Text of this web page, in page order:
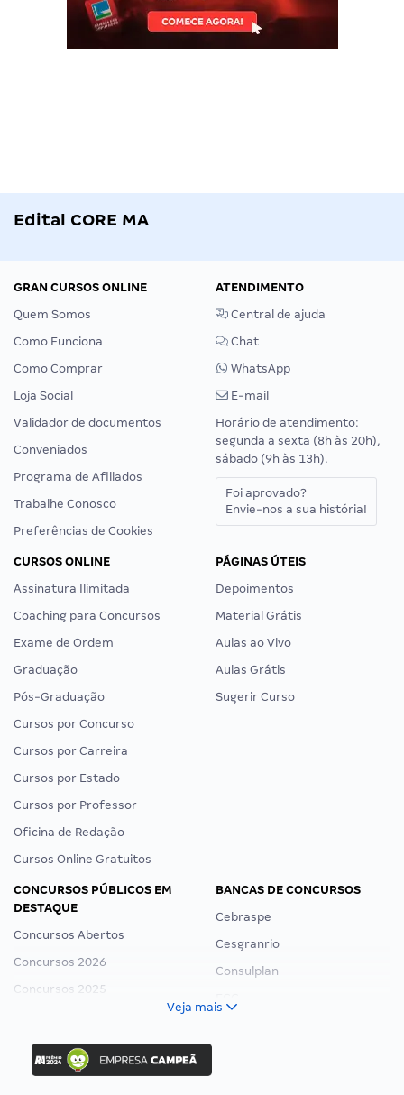
Edital CORE MA
GRAN CURSOS ONLINE
Quem Somos
Como Funciona
Como Comprar
Loja Social
Validador de documentos
Conveniados
Programa de Afiliados
Trabalhe Conosco
Preferências de Cookies
ATENDIMENTO
Central de ajuda
Chat
WhatsApp
E-mail
Horário de atendimento:
segunda a sexta (8h às 20h),
sábado (9h às 13h).
Foi aprovado?
Envie-nos a sua história!
CURSOS ONLINE
Assinatura Ilimitada
Coaching para Concursos
Exame de Ordem
Graduação
Pós-Graduação
Cursos por Concurso
Cursos por Carreira
Cursos por Estado
Cursos por Professor
Oficina de Redação
Cursos Online Gratuitos
PÁGINAS ÚTEIS
Depoimentos
Material Grátis
Aulas ao Vivo
Aulas Grátis
Sugerir Curso
CONCURSOS PÚBLICOS EM
DESTAQUE
Concursos Abertos
Concursos 2026
Concursos 2025
Concurso Ibama
Concurso MPU
BANCAS DE CONCURSOS
Cebraspe
Cesgranrio
Consulplan
Veja mais